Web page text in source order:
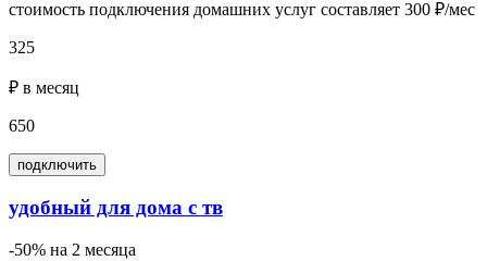
стоимость подключения домашних услуг составляет 300 ₽/мес
325
₽ в месяц
650
подключить
удобный для дома с тв
-50% на 2 месяца